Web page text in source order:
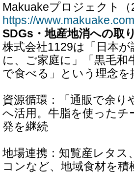
Makuakeプロジェクト
https://
SDGs・地産地消への取
株式会社1129は「日本
に、ご家庭に」「黒毛
で食べる」という理念を
資源循環：「通販で余
へ活用。牛脂を使ったチ
発を継続
地場連携：知覧産レタス
コンなど、地域食材を積